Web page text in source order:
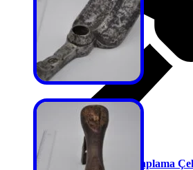
Kurşun Tavan Kaplama